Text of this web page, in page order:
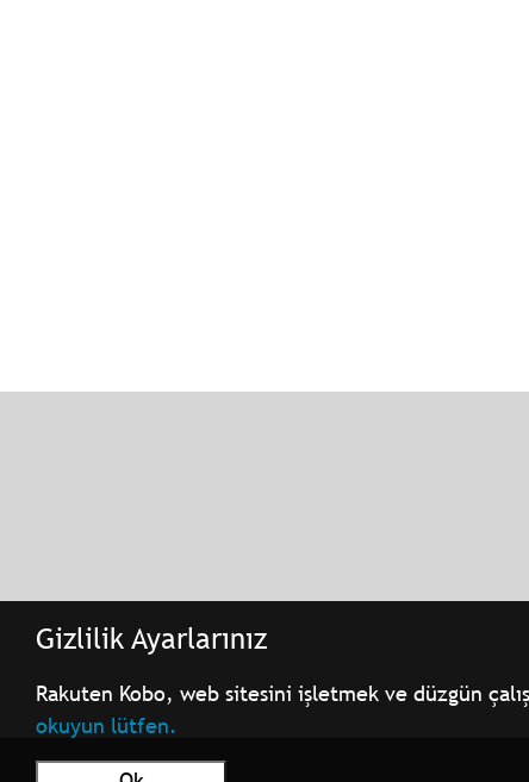
Gizlilik Ayarlarınız
Rakuten Kobo, web sitesini işletmek ve düzgün
okuyun lütfen.